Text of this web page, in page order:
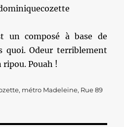
un composé à base de
quoi. Odeur terriblement
Pouah !
, métro Madeleine, Rue 89